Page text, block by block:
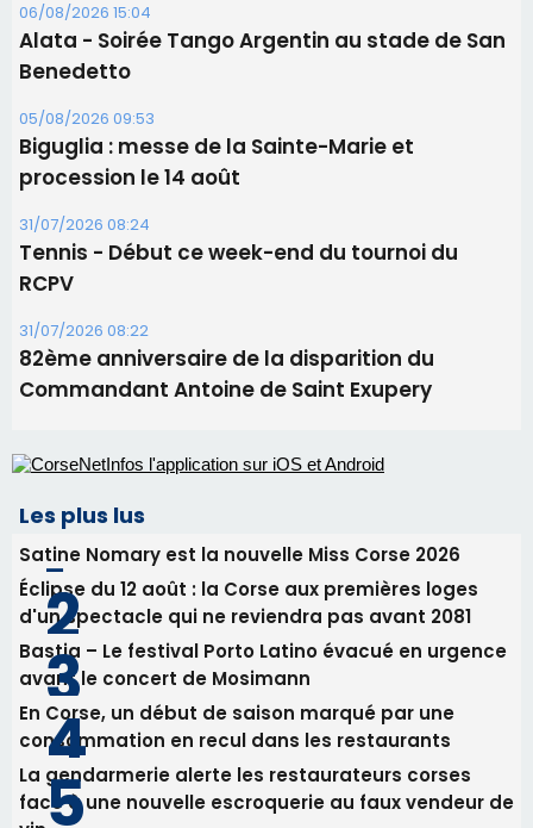
06/08/2026 15:04
Alata - Soirée Tango Argentin au stade de San
Benedetto
05/08/2026 09:53
Biguglia : messe de la Sainte-Marie et
procession le 14 août
31/07/2026 08:24
Tennis - Début ce week-end du tournoi du
RCPV
31/07/2026 08:22
82ème anniversaire de la disparition du
Commandant Antoine de Saint Exupery
Les plus lus
Satine Nomary est la nouvelle Miss Corse 2026
Éclipse du 12 août : la Corse aux premières loges
d'un spectacle qui ne reviendra pas avant 2081
Bastia – Le festival Porto Latino évacué en urgence
avant le concert de Mosimann
En Corse, un début de saison marqué par une
consommation en recul dans les restaurants
La gendarmerie alerte les restaurateurs corses
face à une nouvelle escroquerie au faux vendeur de